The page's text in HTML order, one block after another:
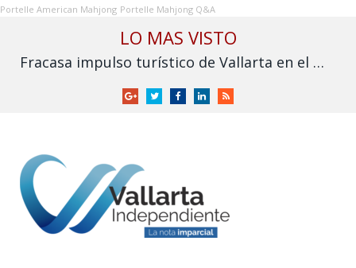
Portelle American Mahjong Portelle Mahjong Q&A
LO MAS VISTO
Fracasa impulso turístico de Vallarta en el Mundial: derrama cae frente a 2025
GoogleTwitterFacebookLinkedInRSS